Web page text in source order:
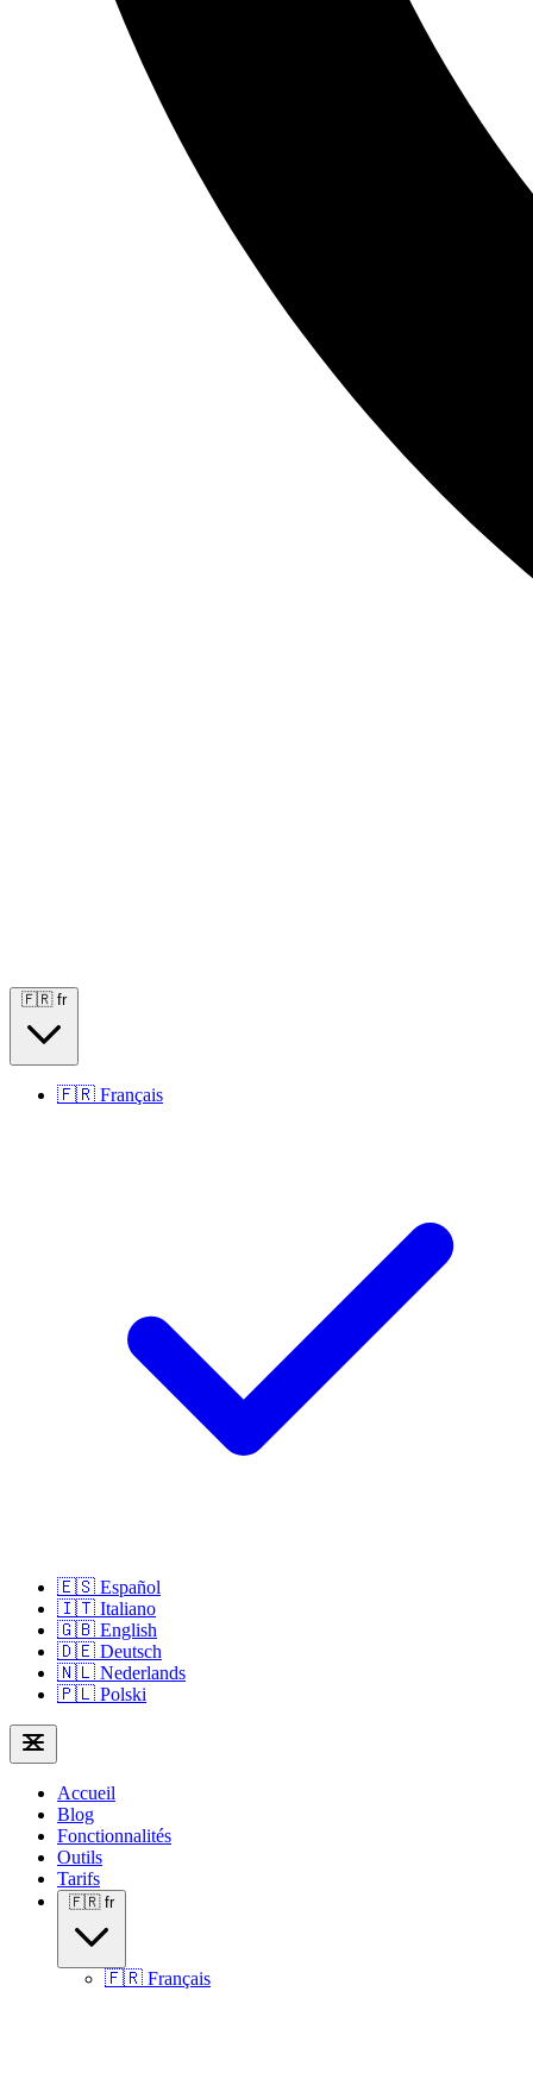
🇫🇷 fr
🇫🇷 Français
🇪🇸 Español
🇮🇹 Italiano
🇬🇧 English
🇩🇪 Deutsch
🇳🇱 Nederlands
🇵🇱 Polski
Accueil
Blog
Fonctionnalités
Outils
Tarifs
🇫🇷 fr
🇫🇷 Français